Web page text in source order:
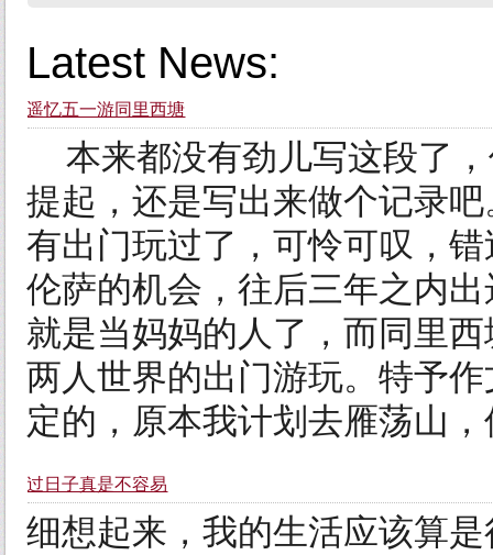
Latest News:
遥忆五一游同里西塘
本来都没有劲儿写这段了
提起，还是写出来做个记录
有出门玩过了，可怜可叹，
伦萨的机会，往后三年之内
就是当妈妈的人了，而同里
两人世界的出门游玩。特予
定的，原本我计划去雁荡山
过日子真是不容易
细想起来，我的生活应该算